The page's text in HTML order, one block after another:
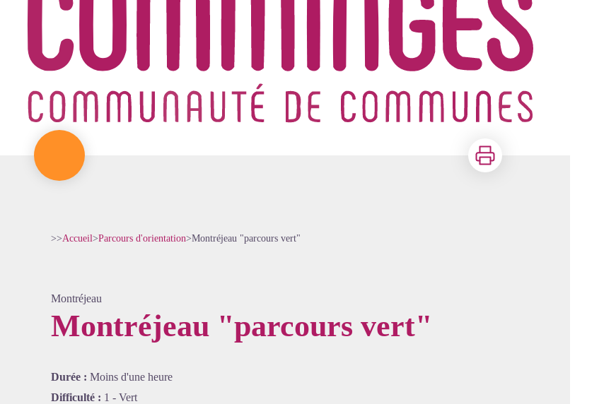
Imprimer
>>Accueil>Parcours d'orientation>Montréjeau "parcours vert"
Montréjeau
Montréjeau "parcours vert"
Durée : Moins d'une heure
Difficulté : 1 - Vert